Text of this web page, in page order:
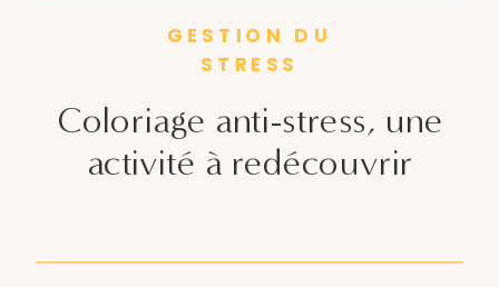
Coloriage anti-stress, une
activité à redécouvrir
GESTION DU
STRESS